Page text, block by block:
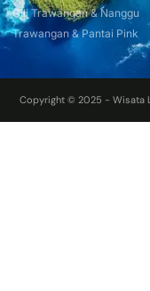
Gili Trawangan & Nanggu
Trawangan & Pantai Pink
Copyright © 2025 - Wisata